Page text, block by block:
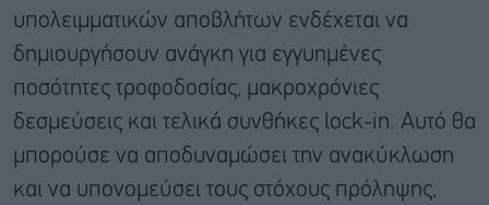
υπολειμματικών αποβλήτων ενδέχεται να
δημιουργήσουν ανάγκη για εγγυημένες
ποσότητες τροφοδοσίας, μακροχρόνιες
δεσμεύσεις και τελικά συνθήκες lock-in. Αυτό θα
μπορούσε να αποδυναμώσει την ανακύκλωση
και να υπονομεύσει τους στόχους πρόληψης,